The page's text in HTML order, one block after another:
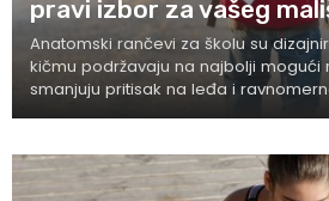
pravi izbor za vašeg
Anatomski rančevi za školu su
kičmu podržavaju na najbolji mogući
smanjuju pritisak na leđa i